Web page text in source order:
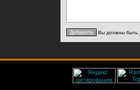
Вы должны быть